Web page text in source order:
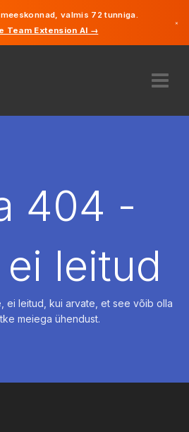
valmis 72 tunniga.
Team Extension AI →
×
404 -
leitud
ei leitud, kui arvate, et see võib olla
meiega ühendust.